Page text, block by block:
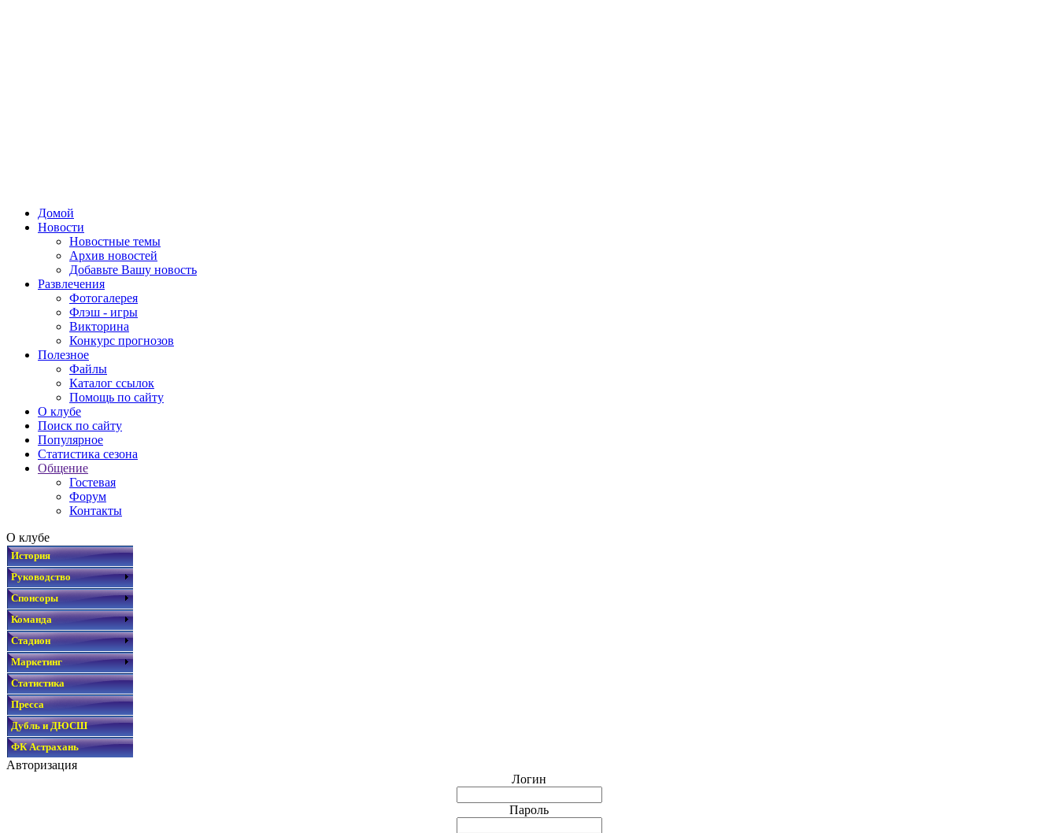
Домой
Новости
Новостные темы
Архив новостей
Добавьте Вашу новость
Развлечения
Фотогалерея
Флэш - игры
Викторина
Конкурс прогнозов
Полезное
Файлы
Каталог ссылок
Помощь по сайту
О клубе
Поиск по сайту
Популярное
Статистика сезона
Общение
Гостевая
Форум
Контакты
О клубе
История
Руководство
Спонсоры
Команда
Стадион
Маркетинг
Статистика
Пресса
Дубль и ДЮСШ
ФК Астрахань
Авторизация
Логин
Пароль